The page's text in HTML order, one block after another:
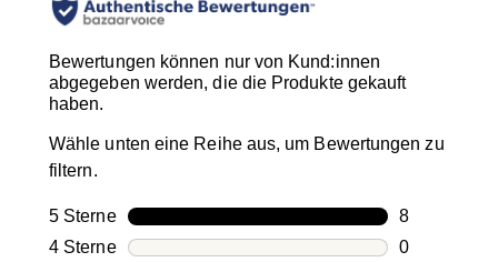
Bewertungen können nur von Kund:innen
abgegeben werden, die die Produkte gekauft
haben.
Wähle unten eine Reihe aus, um Bewertungen zu
filtern.
5 SterneSterne
8
8
4 SterneSterne 0